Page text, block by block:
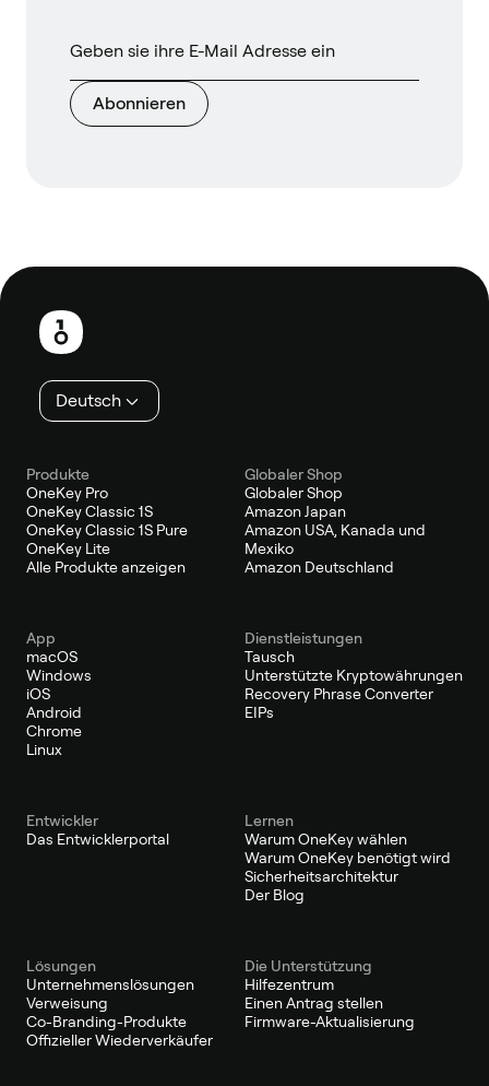
Abonnieren
Fußzeile
Deutsch
Produkte
OneKey Pro
OneKey Classic 1S
OneKey Classic 1S Pure
OneKey Lite
Alle Produkte anzeigen
Globaler Shop
Globaler Shop
Amazon Japan
Amazon USA, Kanada und
Mexiko
Amazon Deutschland
App
macOS
Windows
iOS
Android
Chrome
Linux
Dienstleistungen
Tausch
Unterstützte Kryptowährungen
Recovery Phrase Converter
EIPs
Entwickler
Das Entwicklerportal
Lernen
Warum OneKey wählen
Warum OneKey benötigt wird
Sicherheitsarchitektur
Der Blog
Lösungen
Unternehmenslösungen
Verweisung
Co-Branding-Produkte
Offizieller Wiederverkäufer
Die Unterstützung
Hilfezentrum
Einen Antrag stellen
Firmware-Aktualisierung